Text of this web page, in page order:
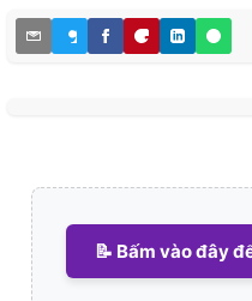
📝 Bấm vào đây